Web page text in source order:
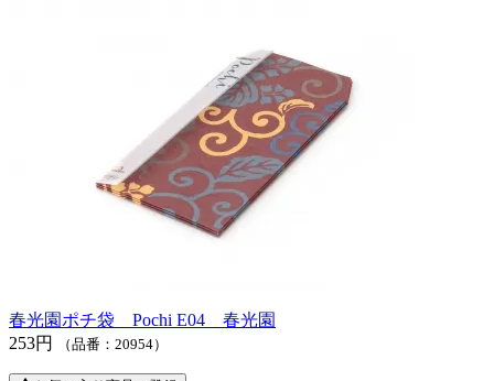
春光園ポチ袋 Pochi E04 春光園
253円
（品番：20954）